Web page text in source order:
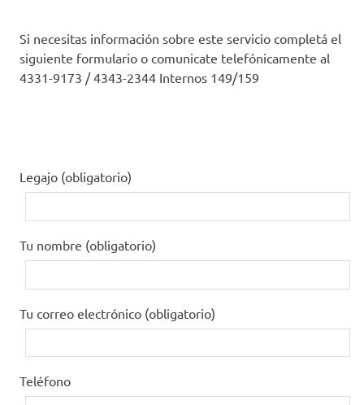
Si necesitas información sobre este servicio completá el
siguiente formulario o comunicate telefónicamente al
4331-9173 / 4343-2344 Internos 149/159
Legajo (obligatorio)
Tu nombre (obligatorio)
Tu correo electrónico (obligatorio)
Teléfono